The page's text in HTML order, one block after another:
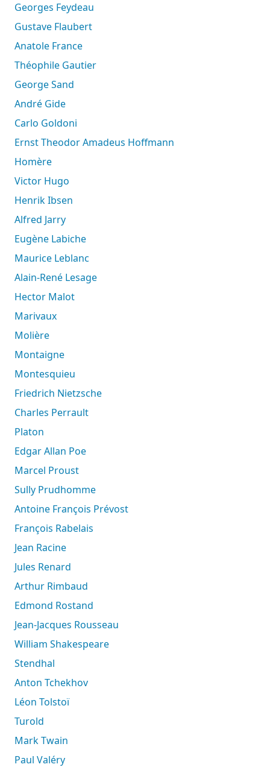
Georges Feydeau
Gustave Flaubert
Anatole France
Théophile Gautier
George Sand
André Gide
Carlo Goldoni
Ernst Theodor Amadeus Hoffmann
Homère
Victor Hugo
Henrik Ibsen
Alfred Jarry
Eugène Labiche
Maurice Leblanc
Alain-René Lesage
Hector Malot
Marivaux
Molière
Montaigne
Montesquieu
Friedrich Nietzsche
Charles Perrault
Platon
Edgar Allan Poe
Marcel Proust
Sully Prudhomme
Antoine François Prévost
François Rabelais
Jean Racine
Jules Renard
Arthur Rimbaud
Edmond Rostand
Jean-Jacques Rousseau
William Shakespeare
Stendhal
Anton Tchekhov
Léon Tolstoï
Turold
Mark Twain
Paul Valéry